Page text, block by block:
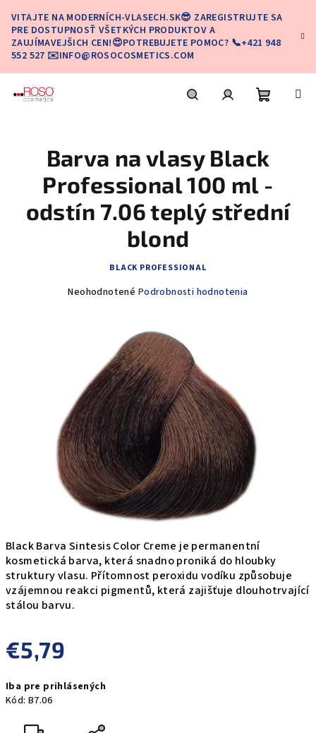
obsah
VITAJTE NA MODERNÍCH-VLASECH.SK😎 ZAREGISTRUJTE SA
PRE DOSTUPNOSŤ VŠETKÝCH PRODUKTOV A
ZAUJÍMAVEJŠICH CEN!😍POTREBUJETE POMOC? 📞+421 948
552 527 ✉️INFO@ROSOCOSMETICS.COM
košík
Black Barva Sintesis Color Creme je permanentní
kosmetická barva, která snadno proniká do hloubky
struktury vlasu. Přítomnost peroxidu vodíku způsobuje
vzájemnou reakci pigmentů, která zajišťuje dlouhotrvající
stálou barvu.
€5,79
cena:
Iba pre prihlásených
Kód: B7.06
Barva na vlasy Black
Professional 100 ml -
odstín 7.06 teplý střední
blond
BLACK PROFESSIONAL
Priemerné
hviezdičiek.
Neohodnotené Podrobnosti hodnotenia